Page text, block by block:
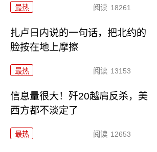
最热 阅读 18261
扎卢日内说的一句话，把北约的
脸按在地上摩擦
最热 阅读 13153
信息量很大！歼20越肩反杀，美
西方都不淡定了
最热 阅读 12653